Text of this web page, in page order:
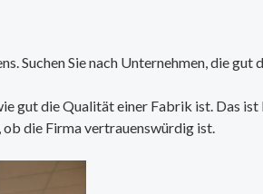
Suchen Sie nach Unternehmen, die
gut die Qualität einer Fabrik ist. Das
die Firma vertrauenswürdig ist.